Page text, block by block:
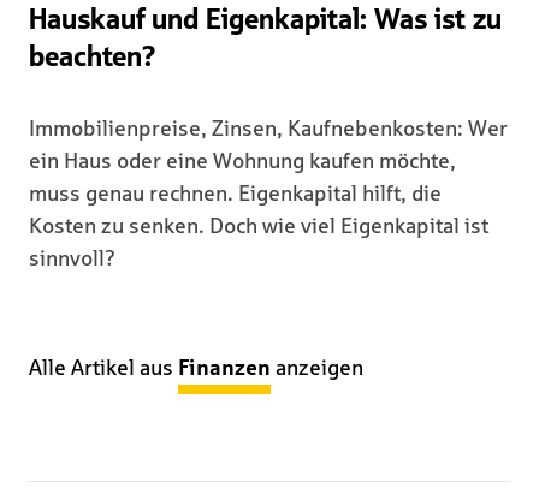
Hauskauf und Eigenkapital: Was ist zu
beachten?
Immobilienpreise, Zinsen, Kaufnebenkosten: Wer
ein Haus oder eine Wohnung kaufen möchte,
muss genau rechnen. Eigenkapital hilft, die
Kosten zu senken. Doch wie viel Eigenkapital ist
sinnvoll?
Alle Artikel aus Finanzen anzeigen